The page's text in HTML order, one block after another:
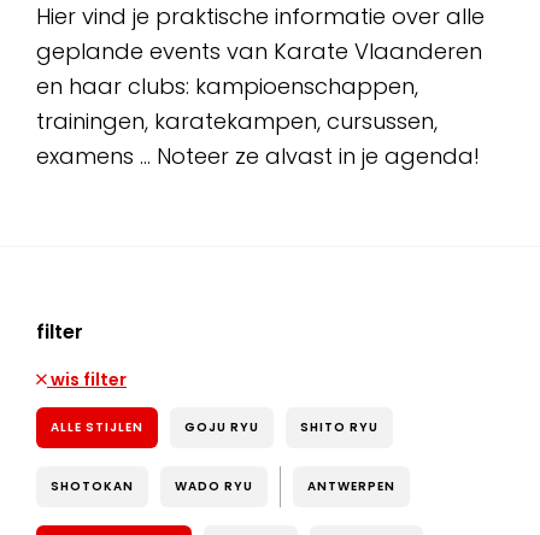
Hier vind je praktische informatie over alle
geplande events van Karate Vlaanderen
en haar clubs: kampioenschappen,
trainingen, karatekampen, cursussen,
examens … Noteer ze alvast in je agenda!
filter
wis filter
ALLE STIJLEN GOJU RYU SHITO RYU
SHOTOKAN WADO RYU ANTWERPEN